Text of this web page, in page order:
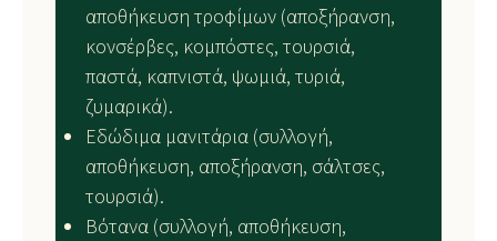
αποθήκευση τροφίμων (αποξήρανση,
κονσέρβες, κομπόστες, τουρσιά,
παστά, καπνιστά, ψωμιά, τυριά,
ζυμαρικά).
Εδώδιμα μανιτάρια (συλλογή,
αποθήκευση, αποξήρανση, σάλτσες,
τουρσιά).
Βότανα (συλλογή, αποθήκευση,